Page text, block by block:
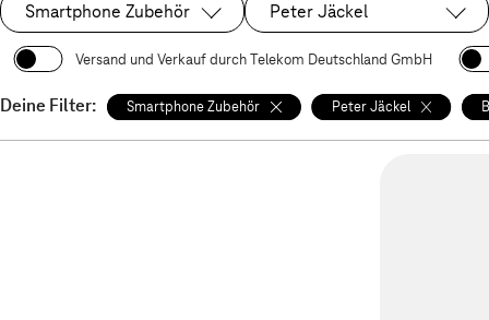
Ausgewählt:
Smartphone Zubehör Ausgewählt:
Peter Jäckel
Versand und Verkauf durch Telekom Deutschland GmbH
Deine Filter: Smartphone Zubehör Peter Jäckel